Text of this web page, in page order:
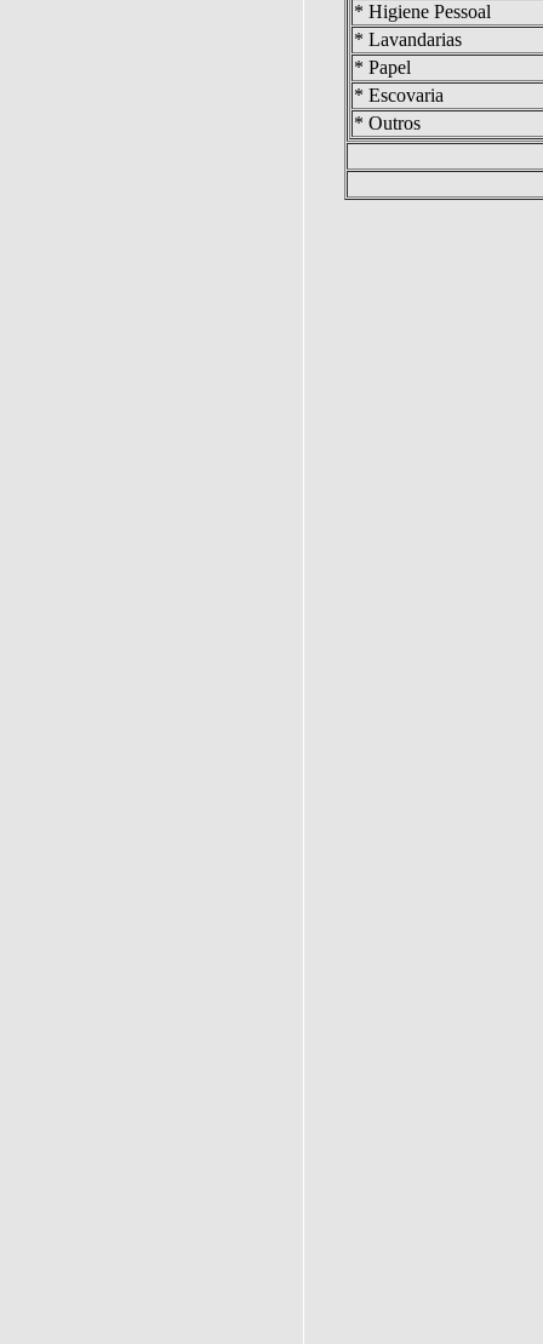
* Higiene Pessoal
* Lavandarias
* Papel
* Escovaria
* Outros